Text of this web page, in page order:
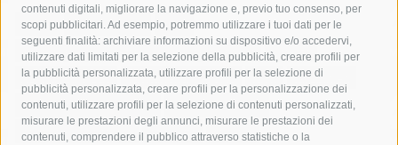
contenuti digitali, migliorare la navigazione e, previo tuo consenso, per
scopi pubblicitari. Ad esempio, potremmo utilizzare i tuoi dati per le
seguenti finalità: archiviare informazioni su dispositivo e/o accedervi,
utilizzare dati limitati per la selezione della pubblicità, creare profili per
la pubblicità personalizzata, utilizzare profili per la selezione di
pubblicità personalizzata, creare profili per la personalizzazione dei
contenuti, utilizzare profili per la selezione di contenuti personalizzati,
misurare le prestazioni degli annunci, misurare le prestazioni dei
contenuti, comprendere il pubblico attraverso statistiche o la
acqua allerta meteo
anas
area marina protetta di punta campanella
arresto
Asl Napoli 3 sud
capitaneria di porto capri
carabinieri
castellammare di stabia
circumvesuviana
comune di sorrento
concerto
contagi